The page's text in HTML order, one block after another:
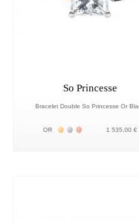
So Princesse
Bracelet Double So Princesse Or
OR Жёлтое золото 18К
Белое золото 18К
Розовое золото
1 535,00 €